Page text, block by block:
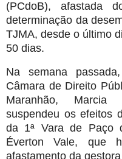
(PCdoB), afastada
determinação da
TJMA, desde o último
50 dias.
Na semana
Câmara de Direito
Maranhão, Marcia
suspendeu os efeitos
da 1ª Vara de Paço
Éverton Vale, que
afastamento da